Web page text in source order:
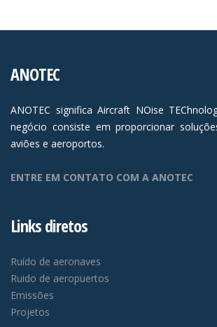
ANOTEC
ANOTEC significa Aircraft NOise
negócio consiste em proporcionar
aviões e aeroportos.
ENTRE EM CONTATO COM A ANOTEC
Links diretos
Ruído de aeronaves
Ruido de aeropuertos
Emissões
Projetos